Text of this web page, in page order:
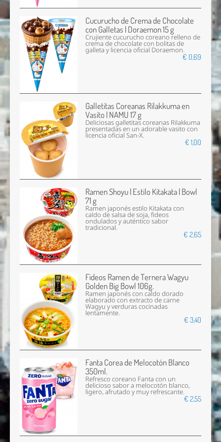
Cucurucho de Crema de Chocolate
con Galletas | Doraemon 15 g
Crujiente cucurucho coreano relleno de
crema de chocolate con bolitas de
galleta y licencia oficial Doraemon.
€ 0,69
Galletitas Coreanas Rilakkuma en
Vasito | NAMU 17 g
Deliciosas galletitas coreanas Rilakkuma
presentadas en un adorable vasito con
licencia oficial San-X.
€ 1,00
Ramen Shoyu | Estilo Kitakata | Bowl
71 g
Ramen japonés estilo Kitakata con
caldo de salsa de soja, fideos
ondulados y auténtico sabor
tradicional.
€ 2,65
Fideos Ramen de Ternera Wagyu
Golden Big Bowl 106g.
Ramen japonés con caldo dorado
elaborado con extracto de carne
Wagyu y verduras cocinadas
lentamente.
€ 3,40
Fanta Corea de Melocotón Blanco
350ml.
Refresco coreano Fanta con un
delicioso sabor a melocotón blanco,
ligero, afrutado y muy refrescante.
€ 2,55